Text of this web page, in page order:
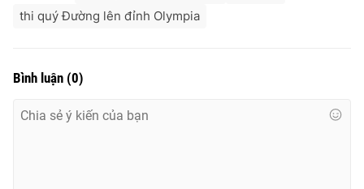
thi quý Đường lên đỉnh Olympia
Bình luận (0)